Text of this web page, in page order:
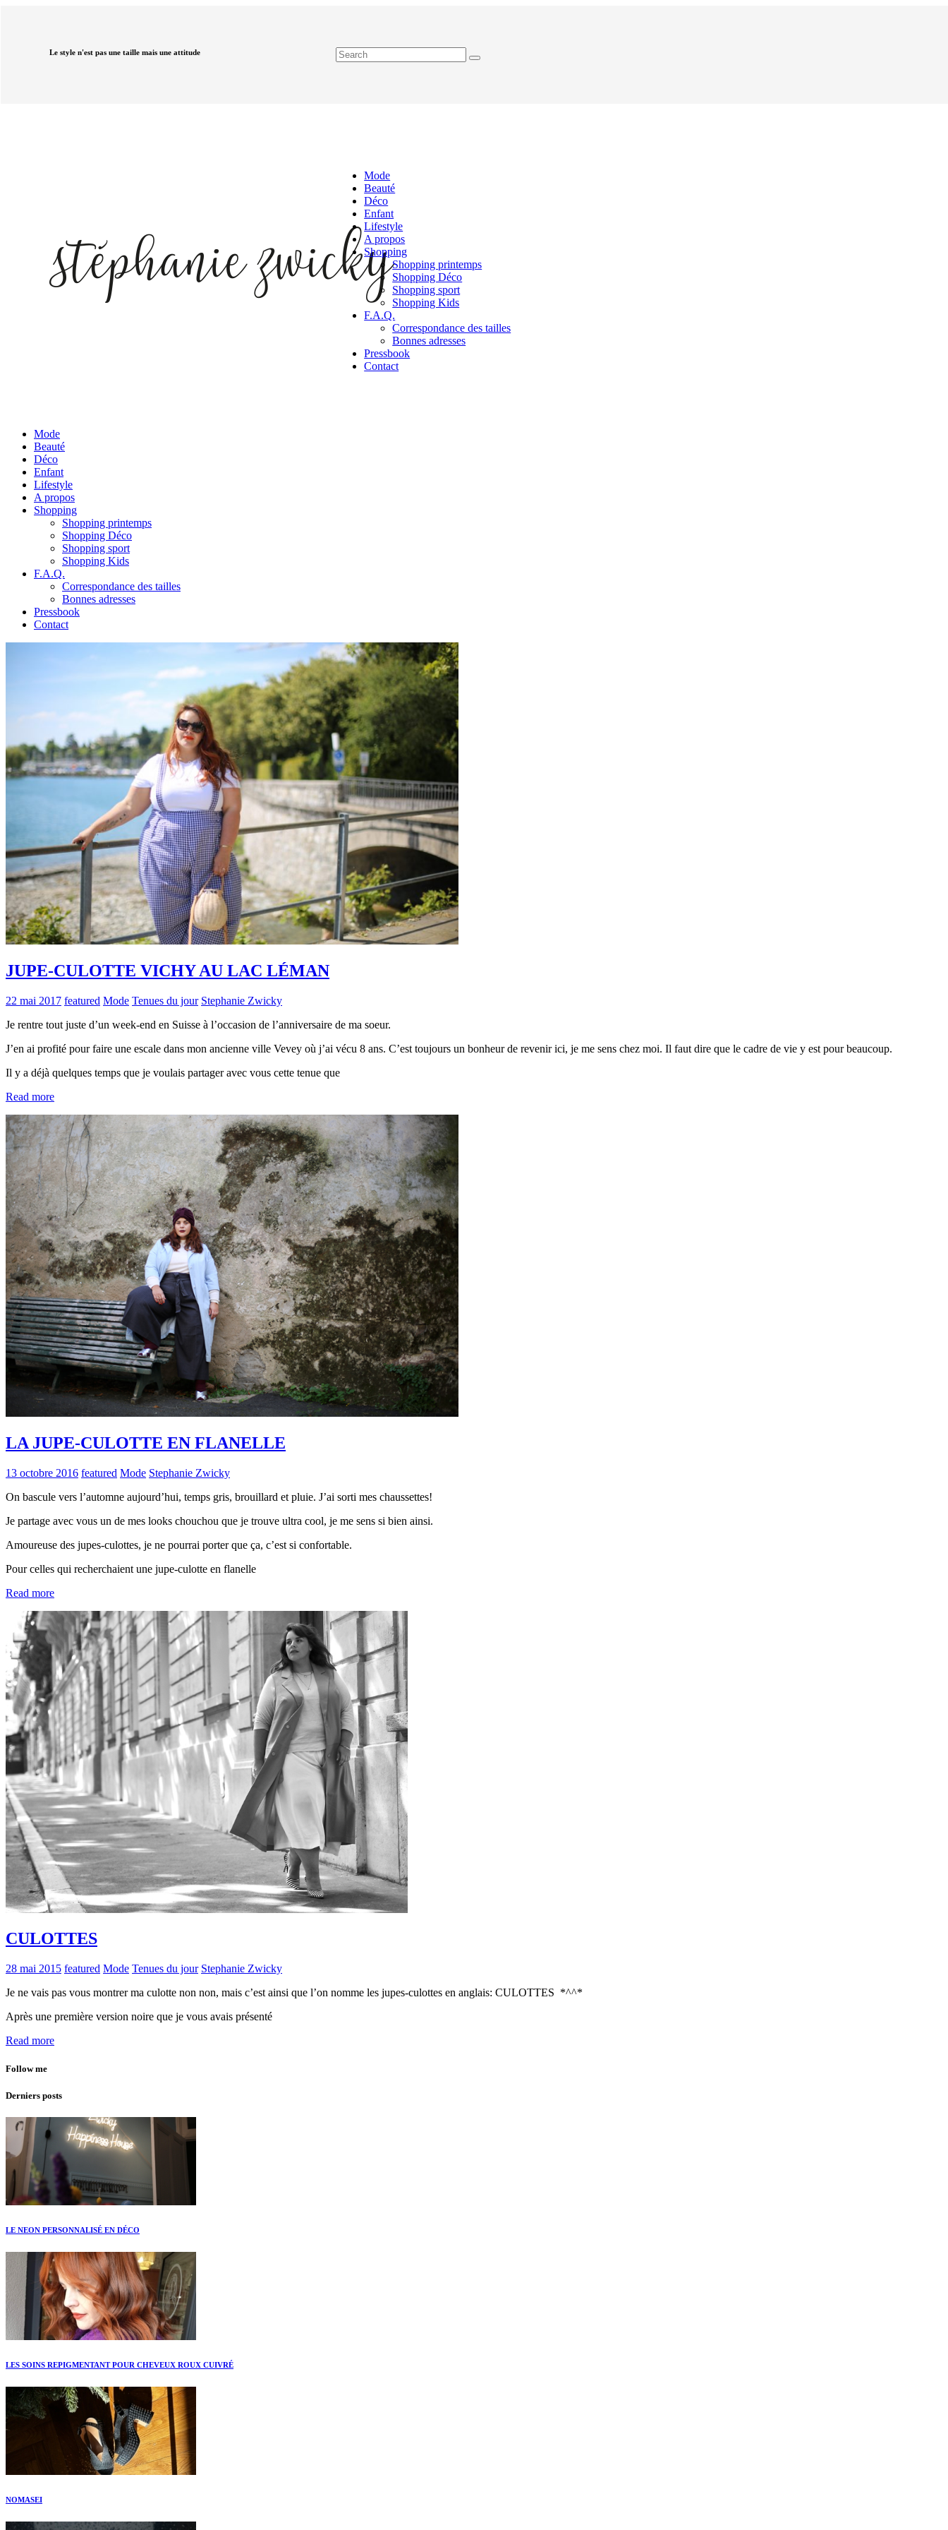
Le style n'est pas une taille mais une attitude
Mode
Beauté
Déco
Enfant
Lifestyle
A propos
Shopping
Shopping printemps
Shopping Déco
Shopping sport
Shopping Kids
F.A.Q.
Correspondance des tailles
Bonnes adresses
Pressbook
Contact
Mode
Beauté
Déco
Enfant
Lifestyle
A propos
Shopping
Shopping printemps
Shopping Déco
Shopping sport
Shopping Kids
F.A.Q.
Correspondance des tailles
Bonnes adresses
Pressbook
Contact
JUPE-CULOTTE VICHY AU LAC LÉMAN
22 mai 2017 featured Mode Tenues du jour Stephanie Zwicky
Je rentre tout juste d’un week-end en Suisse à l’occasion de l’anniversaire de ma soeur.
J’en ai profité pour faire une escale dans mon ancienne ville Vevey où j’ai vécu 8 ans. C’est toujours un bonheur de revenir ici, je me sens chez moi. Il faut dire que le cadre de vie y est pour beaucoup.
Il y a déjà quelques temps que je voulais partager avec vous cette tenue que
Read more
LA JUPE-CULOTTE EN FLANELLE
13 octobre 2016 featured Mode Stephanie Zwicky
On bascule vers l’automne aujourd’hui, temps gris, brouillard et pluie. J’ai sorti mes chaussettes!
Je partage avec vous un de mes looks chouchou que je trouve ultra cool, je me sens si bien ainsi.
Amoureuse des jupes-culottes, je ne pourrai porter que ça, c’est si confortable.
Pour celles qui recherchaient une jupe-culotte en flanelle
Read more
CULOTTES
28 mai 2015 featured Mode Tenues du jour Stephanie Zwicky
Je ne vais pas vous montrer ma culotte non non, mais c’est ainsi que l’on nomme les jupes-culottes en anglais: CULOTTES *^^*
Après une première version noire que je vous avais présenté
Read more
Follow me
Derniers posts
LE NEON PERSONNALISÉ EN DÉCO
LES SOINS REPIGMENTANT POUR CHEVEUX ROUX CUIVRÉ
NOMASEI